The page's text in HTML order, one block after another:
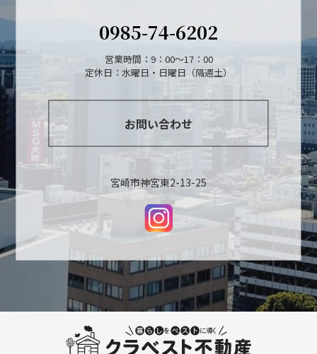
0985-74-6202
営業時間：9：00～17：00
定休日：水曜日・日曜日（隔週土）
お問い合わせ
宮崎市神宮東2-13-25